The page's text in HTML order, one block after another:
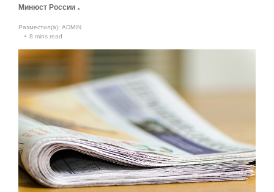
микрофинансовых организаций, включенных в
перечень кредитных и микрофинансовых
организаций, в части осуществления ими действий,
задолженности» (разработчик Минюст России)
Минюст России
Разместил(а): ADMIN
8 mins read